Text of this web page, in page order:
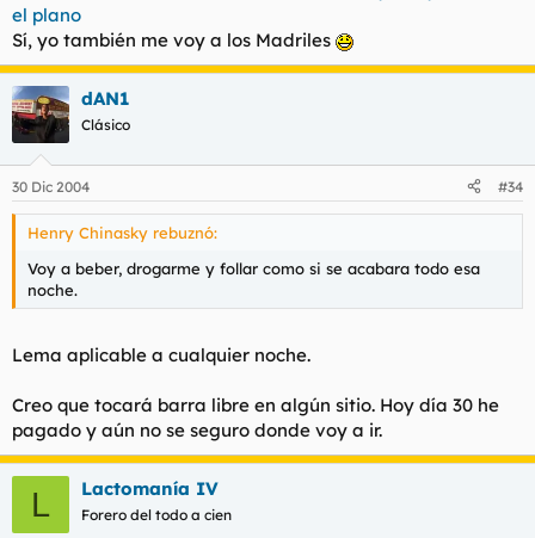
el plano
Sí, yo también me voy a los Madriles
dAN1
Clásico
30 Dic 2004 #34
Henry Chinasky rebuznó:
Voy a beber, drogarme y follar como si se acabara todo esa
noche.
Lema aplicable a cualquier noche.
Creo que tocará barra libre en algún sitio. Hoy día 30 he
pagado y aún no se seguro donde voy a ir.
L Lactomanía IV
Forero del todo a cien